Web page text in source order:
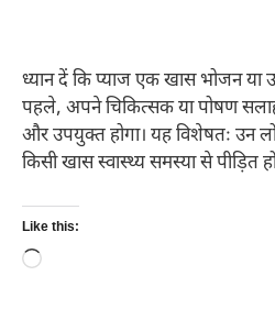
ध्यान दें कि प्याज एक खास भोजन
पहले, अपने चिकित्सक या पोषण
और उपयुक्त होगा। यह विशेषतः उन
किसी खास स्वास्थ्य समस्या से पीड़ित हों
Like this:
Loading…